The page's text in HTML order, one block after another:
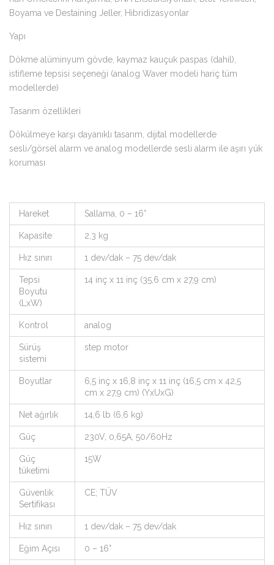
Boyama ve Destaining Jeller, Hibridizasyonlar
Yapı
Dökme alüminyum gövde, kaymaz kauçuk paspas (dahil),
istifleme tepsisi seçeneği (analog Waver modeli hariç tüm
modellerde)
Tasarım özellikleri
Dökülmeye karşı dayanıklı tasarım, dijital modellerde
sesli/görsel alarm ve analog modellerde sesli alarm ile aşırı yük
koruması
Hareket Sallama, 0 – 16°
Kapasite 2,3 kg
Hız sınırı 1 dev/dak – 75 dev/dak
Tepsi
Boyutu
(LxW)
14 inç x 11 inç (35,6 cm x 27,9 cm)
Kontrol analog
Sürüş
sistemi
step motor
Boyutlar
6,5 inç x 16,8 inç x 11 inç (16,5 cm x 42,5
cm x 27,9 cm) (YxUxG)
Net ağırlık 14,6 lb (6,6 kg)
Güç 230V, 0,65A, 50/60Hz
Güç
tüketimi
15W
Güvenlik
Sertifikası
CE; TÜV
Hız sınırı 1 dev/dak – 75 dev/dak
Eğim Açısı 0 – 16°